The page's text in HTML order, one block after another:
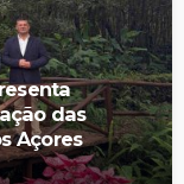
das
Açores